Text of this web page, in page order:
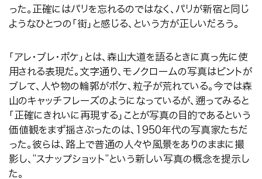
った。正確にはパリを忘れるのではなく、パリが新宿と同じ
ようなひとつの「街」と感じる、という方が正しいだろう。
「アレ・ブレ・ボケ」とは、森山大道を語るときに真っ先に使
用される表現だ。文字通り、モノクロームの写真はピントが
ブレて、人や物の輪郭がボケ、粒子が荒れている。今では森
山のキャッチフレーズのようになっているが、遡ってみると
「正確にきれいに再現する」ことが写真の目的であるという
価値観をまず揺さぶったのは、 1950年代の写真家たちだ
った。彼らは、路上で普通の人々や風景をありのままに撮
影し、 ”スナップショット”という新しい写真の概念を提示し
た。